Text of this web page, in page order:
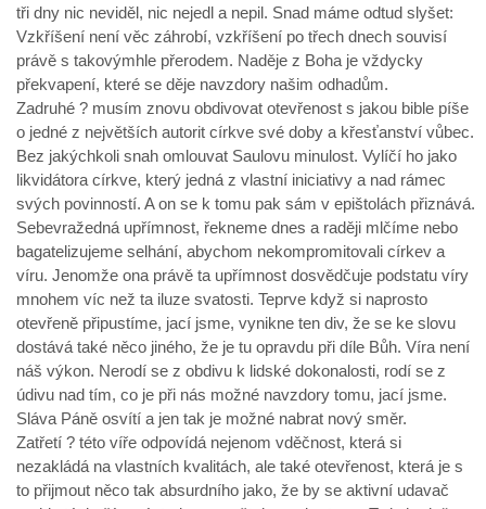
tři dny nic neviděl, nic nejedl a nepil. Snad máme odtud slyšet:
Vzkříšení není věc záhrobí, vzkříšení po třech dnech souvisí
právě s takovýmhle přerodem. Naděje z Boha je vždycky
překvapení, které se děje navzdory našim odhadům.
Zadruhé ? musím znovu obdivovat otevřenost s jakou bible píše
o jedné z největších autorit církve své doby a křesťanství vůbec.
Bez jakýchkoli snah omlouvat Saulovu minulost. Vylíčí ho jako
likvidátora církve, který jedná z vlastní iniciativy a nad rámec
svých povinností. A on se k tomu pak sám v epištolách přiznává.
Sebevražedná upřímnost, řekneme dnes a raději mlčíme nebo
bagatelizujeme selhání, abychom nekompromitovali církev a
víru. Jenomže ona právě ta upřímnost dosvědčuje podstatu víry
mnohem víc než ta iluze svatosti. Teprve když si naprosto
otevřeně připustíme, jací jsme, vynikne ten div, že se ke slovu
dostává také něco jiného, že je tu opravdu při díle Bůh. Víra není
náš výkon. Nerodí se z obdivu k lidské dokonalosti, rodí se z
údivu nad tím, co je při nás možné navzdory tomu, jací jsme.
Sláva Páně osvítí a jen tak je možné nabrat nový směr.
Zatřetí ? této víře odpovídá nejenom vděčnost, která si
nezakládá na vlastních kvalitách, ale také otevřenost, která je s
to přijmout něco tak absurdního jako, že by se aktivní udavač